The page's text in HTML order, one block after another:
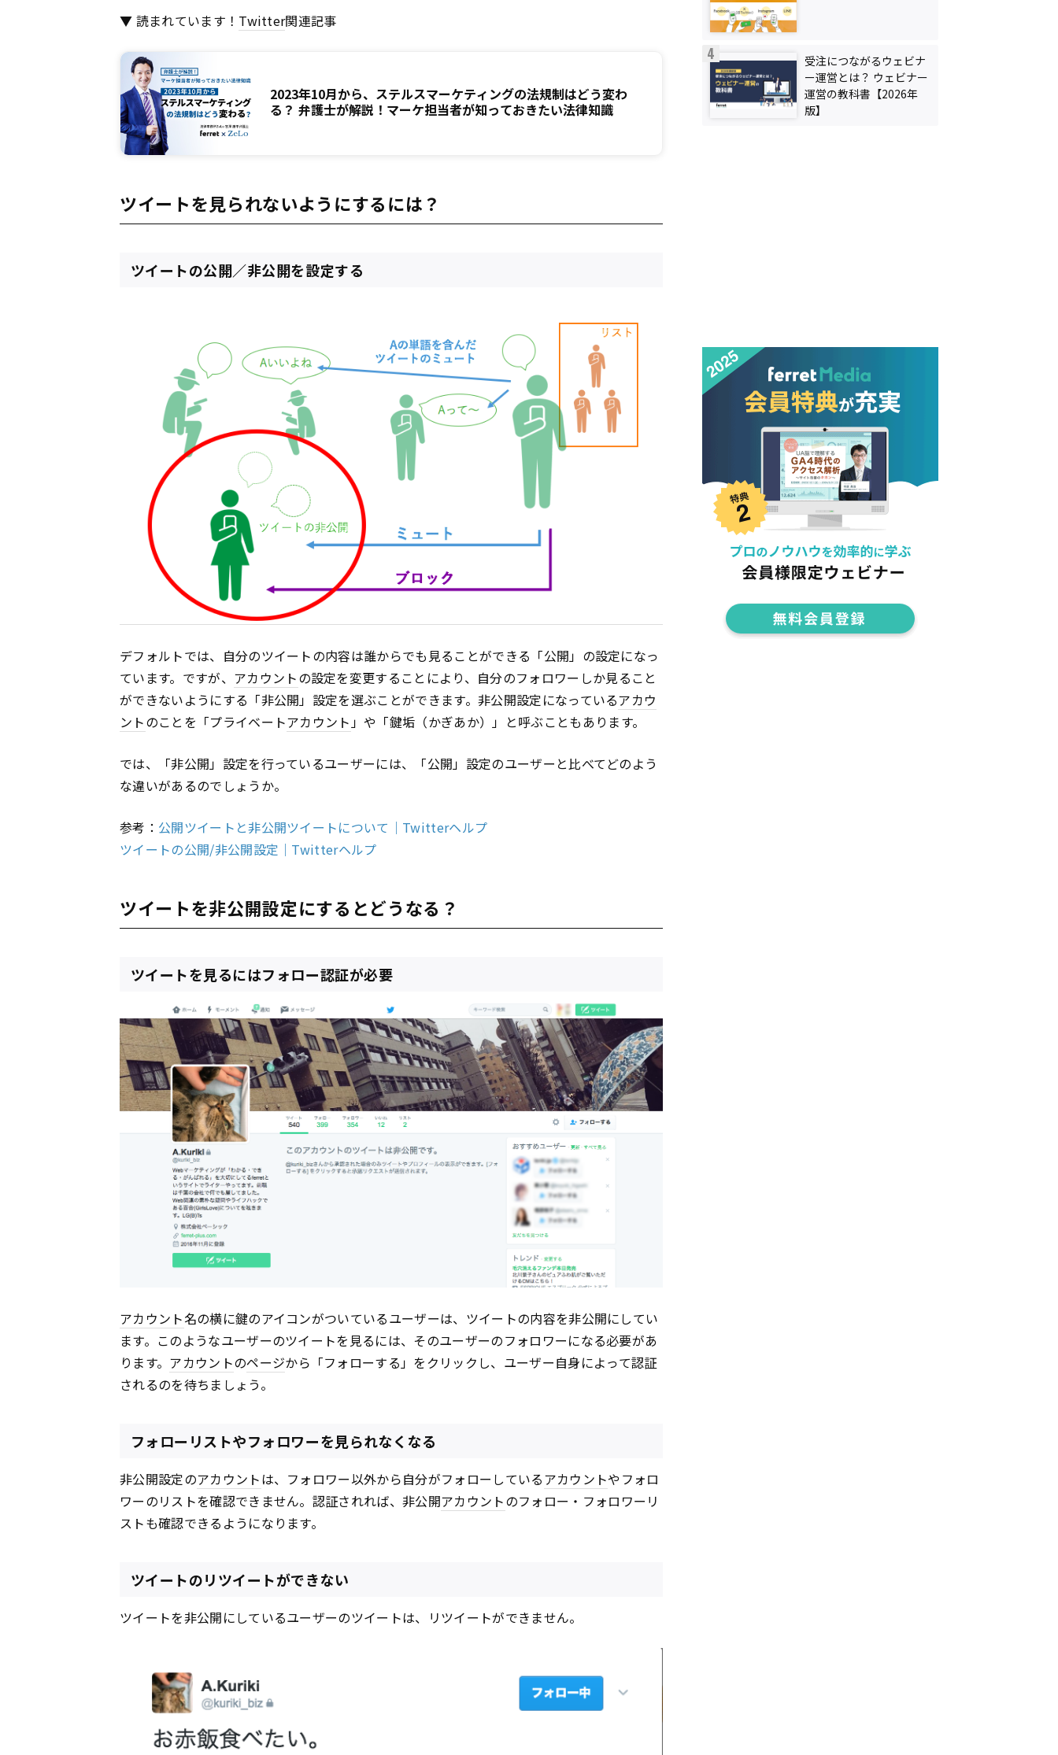
▼ 読まれています！ Twitter関連記事
2023年10月から、ステルスマーケティングの法規制はどう変わ
る？ 弁護士が解説！マーケ担当者が知っておきたい法律知識
ツイートを見られないようにするには？
ツイートの公開／非公開を設定する
デフォルトでは、自分のツイートの内容は誰からでも見ることができる「公開」の設定になっ
ています。ですが、 アカウントの設定を変更することにより、自分のフォロワーしか見ること
ができないようにする「非公開」設定を選ぶことができます。非公開設定になっているアカウ
ントのことを「プライベートアカウント」や「鍵垢（かぎあか）」と呼ぶこともあります。
では、「非公開」設定を行っているユーザーには、「公開」設定のユーザーと比べてどのよう
な違いがあるのでしょうか。
参考： 公開ツイートと非公開ツイートについて｜Twitterヘルプ
ツイートの公開/非公開設定｜Twitterヘルプ
ツイートを非公開設定にするとどうなる？
ツイートを見るにはフォロー認証が必要
アカウント名の横に鍵のアイコンがついているユーザーは、ツイートの内容を非公開にしてい
ます。このようなユーザーのツイートを見るには、そのユーザーのフォロワーになる必要があ
ります。 アカウントのページから「フォローする」をクリックし、ユーザー自身によって認証
されるのを待ちましょう。
フォローリストやフォロワーを見られなくなる
非公開設定のアカウントは、フォロワー以外から自分がフォローしているアカウントやフォロ
ワーのリストを確認できません。認証されれば、非公開アカウントのフォロー・フォロワーリ
ストも確認できるようになります。
ツイートのリツイートができない
ツイートを非公開にしているユーザーのツイートは、リツイートができません。
受注につながるウェビナ
ー運営とは？ ウェビナー
運営の教科書【2026年
版】